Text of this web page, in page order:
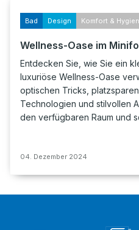
Bad Design Komfort &
Wellness-Oase im
Entdecken Sie, wie Sie ein
luxuriöse Wellness-Oase
optischen Tricks,
Technologien und stilvollen
den verfügbaren Raum und
04. Dezember 2024